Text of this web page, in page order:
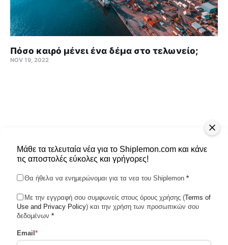
Πόσο καιρό μένει ένα δέμα στο τελωνείο;
NOV 19, 2022
Shiplemon © 2026
Μάθε τα τελευταία νέα για το Shiplemon.com και κάνε
τις αποστολές εύκολες και γρήγορες!
Θα ήθελα να ενημερώνομαι για τα νεα του Shiplemon *
Με την εγγραφή σου συμφωνείς στους όρους χρήσης (Terms of
Use and Privacy Policy) και την χρήση των προσωπικών σου
δεδομένων *
Email *